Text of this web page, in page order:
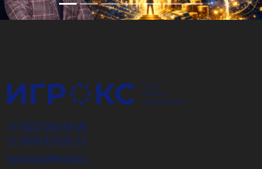
+7 (925) 589-54-08
+7 (903) 516-67-12
igrox-pro@mail.ru